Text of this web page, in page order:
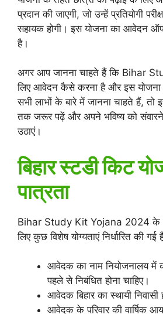
प्रदान की जाएगी, जो उन्हें प्रतियोगी
सहायक होगी। इस योजना का आवेदन
है।
अगर आप जानना चाहते हैं कि Bihar
लिए आवेदन कैसे करना है और इस
सभी लाभों के बारे में जानना चाहते हैं,
तक जरूर पढ़ें और अपने भविष्य को
उठाएं।
बिहार स्टडी किट
पात्रता
Bihar Study Kit Yojana 2024 के
लिए कुछ विशेष योग्यताएं निर्धारित की
आवेदक का नाम नियोजनालय
पहले से निबंधित होना चाहिए।
आवेदक बिहार का स्थायी निवासी
आवेदक के परिवार की वार्षिक